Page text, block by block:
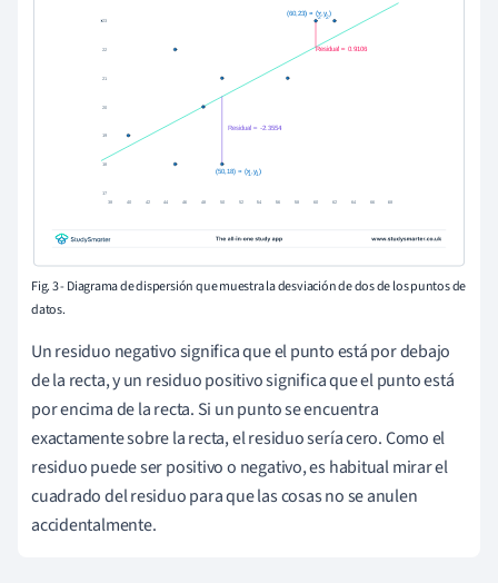
Fig. 3 - Diagrama de dispersión que muestra la desviación de dos de los puntos de
datos.
Un residuo negativo significa que el punto está por debajo
de la recta, y un residuo positivo significa que el punto está
por encima de la recta. Si un punto se encuentra
exactamente sobre la recta, el residuo sería cero. Como el
residuo puede ser positivo o negativo, es habitual mirar el
cuadrado del residuo para que las cosas no se anulen
accidentalmente.